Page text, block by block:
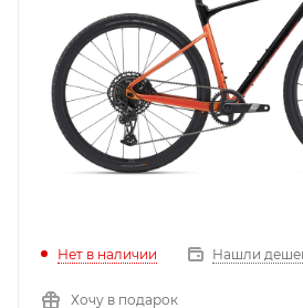
Нет в наличии Нашли
Хочу в подарок